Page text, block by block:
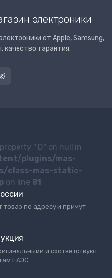
электроники
от Apple, Samsung,
качество, гарантия.
"ID" on null in
plugins/mas-
class-mas-static-
on line 81
товар по адресу и примут
и соответствуют
ЕАЭС.